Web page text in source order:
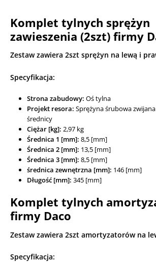
Komplet tylnych sprężyn
zawieszenia (2szt) firmy
Zestaw zawiera 2szt sprężyn na lewą i
Specyfikacja:
Strona zabudowy: Oś tylna
Projekt resora: Sprężyna śrubowa
średnicy
Ciężar [kg]: 2,97 kg
Średnica 1 [mm]: 8,5 [mm]
Średnica 2 [mm]: 13,5 [mm]
Średnica 3 [mm]: 8,5 [mm]
średnica zewnętrzna [mm]: 146 [mm]
Długość [mm]: 345 [mm]
Komplet tylnych
firmy Daco
Zestaw zawiera 2szt amortyzatorów na
Specyfikacja: